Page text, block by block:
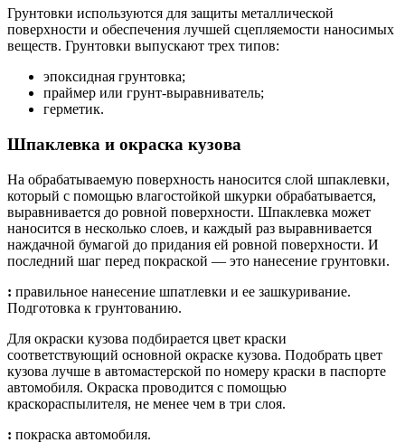
Грунтовки используются для защиты металлической
поверхности и обеспечения лучшей сцепляемости наносимых
веществ. Грунтовки выпускают трех типов:
эпоксидная грунтовка;
праймер или грунт-выравниватель;
герметик.
Шпаклевка и окраска кузова
На обрабатываемую поверхность наносится слой шпаклевки,
который с помощью влагостойкой шкурки обрабатывается,
выравнивается до ровной поверхности. Шпаклевка может
наносится в несколько слоев, и каждый раз выравнивается
наждачной бумагой до придания ей ровной поверхности. И
последний шаг перед покраской — это нанесение грунтовки.
: правильное нанесение шпатлевки и ее зашкуривание.
Подготовка к грунтованию.
Для окраски кузова подбирается цвет краски
соответствующий основной окраске кузова. Подобрать цвет
кузова лучше в автомастерской по номеру краски в паспорте
автомобиля. Окраска проводится с помощью
краскораспылителя, не менее чем в три слоя.
: покраска автомобиля.